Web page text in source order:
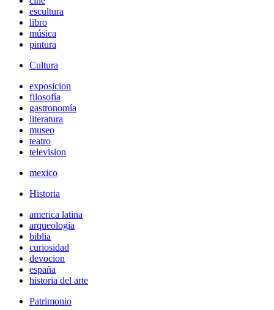
escultura
libro
música
pintura
Cultura
exposicion
filosofía
gastronomía
literatura
museo
teatro
television
mexico
Historia
america latina
arqueologia
biblia
curiosidad
devocion
españa
historia del arte
Patrimonio